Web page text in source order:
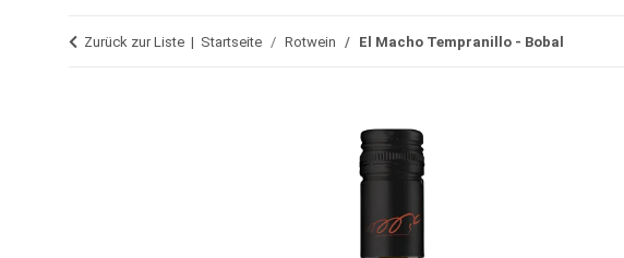
Zurück zur Liste Startseite Rotwein El Macho Tempranillo - Bobal